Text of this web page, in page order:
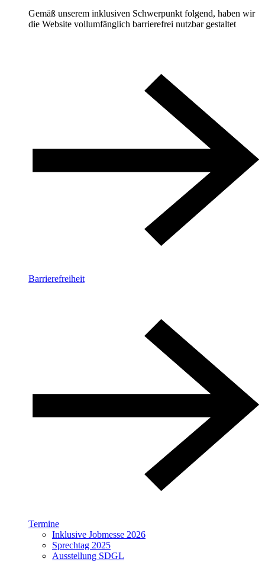
Gemäß unserem inklusiven Schwerpunkt folgend, haben wir
die Website vollumfänglich barrierefrei nutzbar gestaltet
Barrierefreiheit
Termine
Inklusive Jobmesse 2026
Sprechtag 2025
Ausstellung SDGL